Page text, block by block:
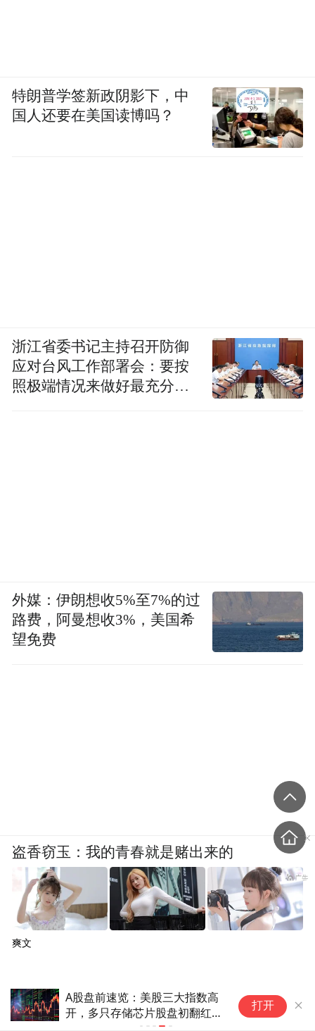
A股盘前速览：美股三大指数高
开，多只存储芯片股盘初翻红；
宇树科技网上路演时间定了；现
打开
特朗普学签新政阴影下，中
国人还要在美国读博吗？
浙江省委书记主持召开防御
应对台风工作部署会：要按
照极端情况来做好最充分的
外媒：伊朗想收5%至7%的过
路费，阿曼想收3%，美国希
望免费
盗香窃玉：我的青春就是赌出来的
爽文